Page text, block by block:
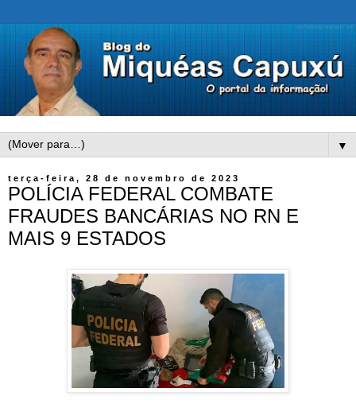
▼
terça-feira, 28 de novembro de 2023
POLÍCIA FEDERAL COMBATE
FRAUDES BANCÁRIAS NO RN E
MAIS 9 ESTADOS